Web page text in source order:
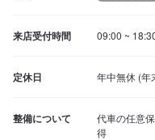
来店受付時間 09:00 ~
定休日 年中無休 (年
整備について
代車の任意
得